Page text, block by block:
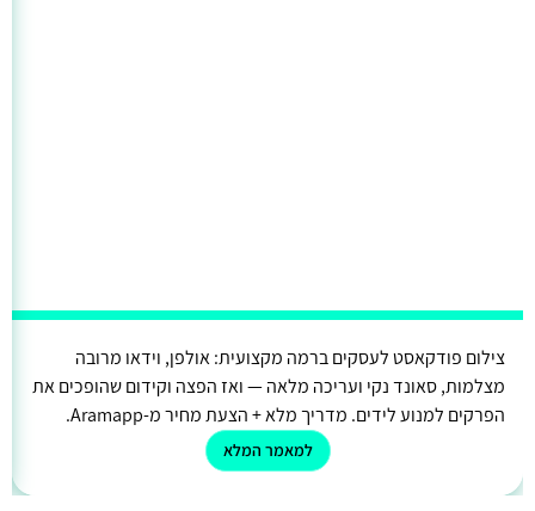
צילום פודקאסט לעסקים ברמה מקצועית: אולפן, וידאו מרובה
מצלמות, סאונד נקי ועריכה מלאה — ואז הפצה וקידום שהופכים את
הפרקים למנוע לידים. מדריך מלא + הצעת מחיר מ-Aramapp.
למאמר המלא